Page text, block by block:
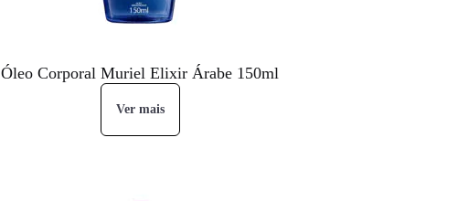
Óleo Corporal Muriel Elixir Árabe 150ml
Ver mais